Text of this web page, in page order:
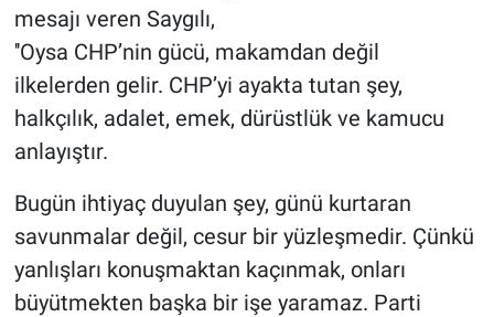
mesajı veren Saygılı,
''Oysa CHP’nin gücü, makamdan değil
ilkelerden gelir. CHP’yi ayakta tutan şey,
halkçılık, adalet, emek, dürüstlük ve kamucu
anlayıştır.
Bugün ihtiyaç duyulan şey, günü kurtaran
savunmalar değil, cesur bir yüzleşmedir. Çünkü
yanlışları konuşmaktan kaçınmak, onları
büyütmekten başka bir işe yaramaz. Parti